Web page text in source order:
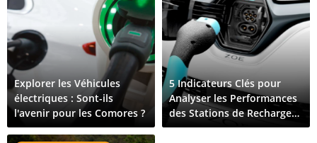
Explorer les Véhicules
électriques : Sont-ils
l'avenir pour les Comores ?
5 Indicateurs Clés pour
Analyser les Performances
des Stations de Recharge
pour Véhicules Électriques